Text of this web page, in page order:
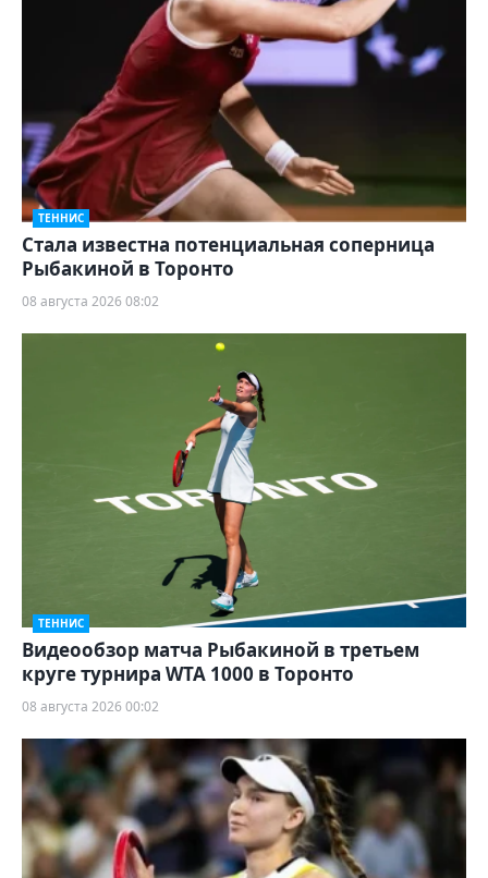
ТЕННИС
Cтала известна потенциальная соперница
Рыбакиной в Торонто
08 августа 2026 08:02
ТЕННИС
Видеообзор матча Рыбакиной в третьем
круге турнира WTA 1000 в Торонто
08 августа 2026 00:02